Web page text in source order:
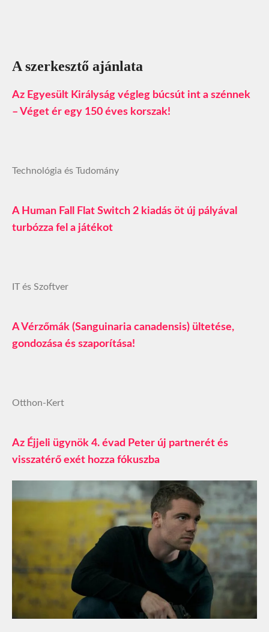
A szerkesztő ajánlata
Az Egyesült Királyság végleg búcsút int a szénnek
– Véget ér egy 150 éves korszak!
Technológia és Tudomány
A Human Fall Flat Switch 2 kiadás öt új pályával
turbózza fel a játékot
IT és Szoftver
A Vérzőmák (Sanguinaria canadensis) ültetése,
gondozása és szaporítása!
Otthon-Kert
Az Éjjeli ügynök 4. évad Peter új partnerét és
visszatérő exét hozza fókuszba